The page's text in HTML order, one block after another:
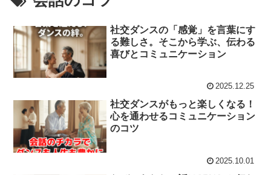
社交ダンスの「感覚」を言葉にす
る難しさ。そこから学ぶ、伝わる
喜びとコミュニケーション
2025.12.25
社交ダンスがもっと楽しくなる！
心を通わせるコミュニケーション
のコツ
2025.10.01